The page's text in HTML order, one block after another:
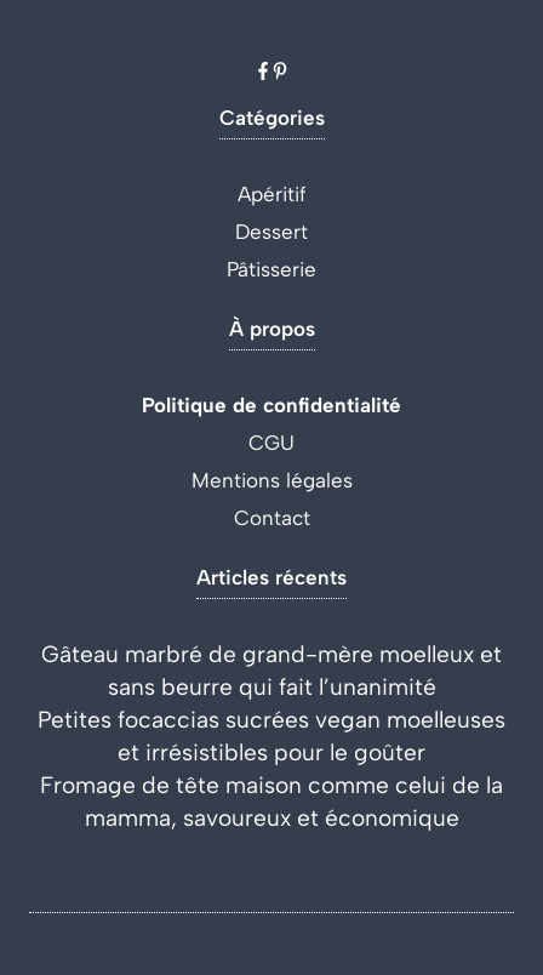
Catégories
Apéritif
Dessert
Pâtisserie
À propos
Politique de confidentialité
CGU
Mentions légales
Contact
Articles récents
Gâteau marbré de grand-mère moelleux et
sans beurre qui fait l’unanimité
Petites focaccias sucrées vegan moelleuses
et irrésistibles pour le goûter
Fromage de tête maison comme celui de la
mamma, savoureux et économique